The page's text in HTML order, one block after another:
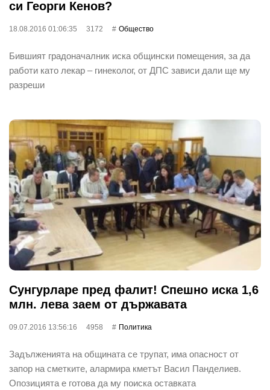
си Георги Кенов?
18.08.2016 01:06:35 3172 Общество
Бившият градоначалник иска общински помещения, за да
работи като лекар – гинеколог, от ДПС зависи дали ще му
разреши
Сунгурларе пред фалит! Спешно иска 1,6
млн. лева заем от държавата
09.07.2016 13:56:16 4958 Политика
Задълженията на общината се трупат, има опасност от
запор на сметките, алармира кметът Васил Панделиев.
Опозицията е готова да му поиска оставката